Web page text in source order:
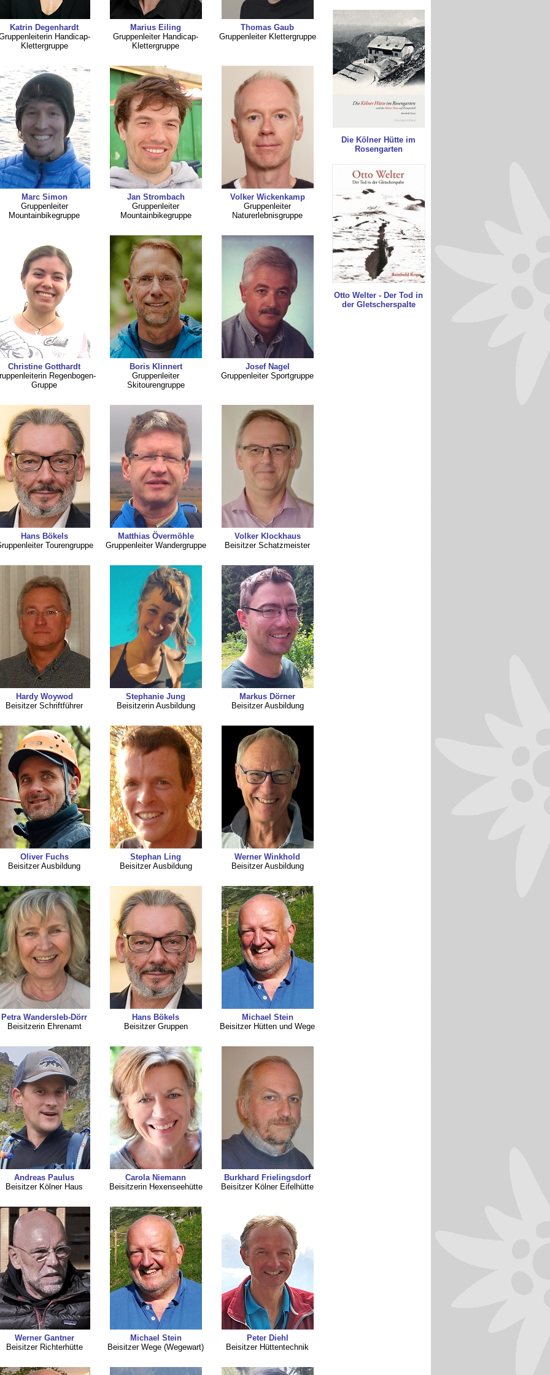
Katrin Degenhardt
Handicap-
Klettergruppe
Marius Eiling
Gruppenleiter Handicap-
Klettergruppe
Thomas Gaub
Gruppenleiter Klettergruppe
Marc Simon
Gruppenleiter
Mountainbikegruppe
Jan Strombach
Gruppenleiter
Mountainbikegruppe
Volker Wickenkamp
Gruppenleiter
Naturerlebnisgruppe
Christine Gotthardt
Regenbogen-
Gruppe
Boris Klinnert
Gruppenleiter
Skitourengruppe
Josef Nagel
Gruppenleiter Sportgruppe
Hans Bökels
Tourengruppe
Matthias Övermöhle
Gruppenleiter Wandergruppe
Volker Klockhaus
Beisitzer Schatzmeister
Hardy Woywod
Beisitzer Schriftführer
Stephanie Jung
Beisitzerin Ausbildung
Markus Dörner
Beisitzer Ausbildung
Oliver Fuchs
Beisitzer Ausbildung
Stephan Ling
Beisitzer Ausbildung
Werner Winkhold
Beisitzer Ausbildung
Petra Wandersleb-Dörr
Beisitzerin Ehrenamt
Hans Bökels
Beisitzer Gruppen
Michael Stein
Beisitzer Hütten und Wege
Andreas Paulus
Beisitzer Kölner Haus
Carola Niemann
Beisitzerin Hexenseehütte
Burkhard Frielingsdorf
Beisitzer Kölner Eifelhütte
Werner Gantner
Beisitzer Richterhütte
Michael Stein
Beisitzer Wege (Wegewart)
Peter Diehl
Beisitzer Hüttentechnik
Die Kölner Hütte im
Rosengarten
Otto Welter - Der Tod in
der Gletscherspalte